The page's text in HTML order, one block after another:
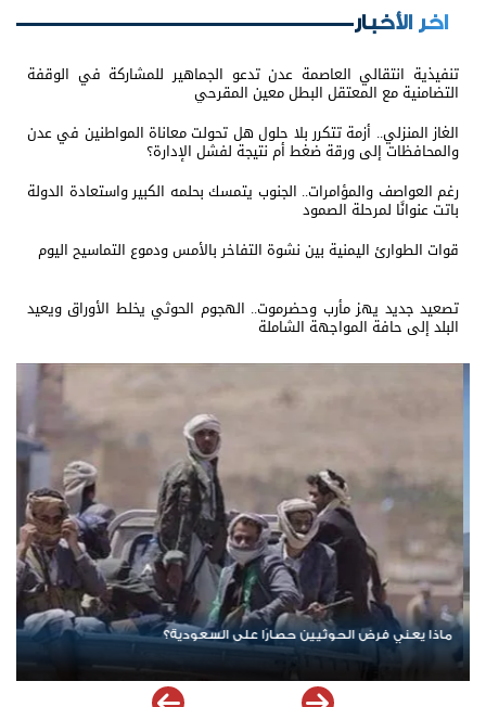
اخر الأخبار
تنفيذية انتقالي العاصمة عدن تدعو الجماهير للمشاركة في الوقفة
التضامنية مع المعتقل البطل معين المقرحي
الغاز المنزلي.. أزمة تتكرر بلا حلول هل تحولت معاناة المواطنين في عدن
والمحافظات إلى ورقة ضغط أم نتيجة لفشل الإدارة؟
رغم العواصف والمؤامرات.. الجنوب يتمسك بحلمه الكبير واستعادة الدولة
باتت عنوانًا لمرحلة الصمود
قوات الطوارئ اليمنية بين نشوة التفاخر بالأمس ودموع التماسيح اليوم
تصعيد جديد يهز مأرب وحضرموت.. الهجوم الحوثي يخلط الأوراق ويعيد
البلد إلى حافة المواجهة الشاملة
نيران واشنطن تتصاعد.. مواجهة أمريكية إيرانية جديدة تهدد أمن الخليج
وترفع أسعار النفط